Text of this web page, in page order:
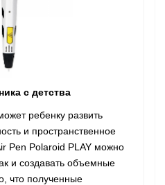
с детства
ребенку развить
и пространственное
Polaroid PLAY можно
и создавать объемные
что полученные